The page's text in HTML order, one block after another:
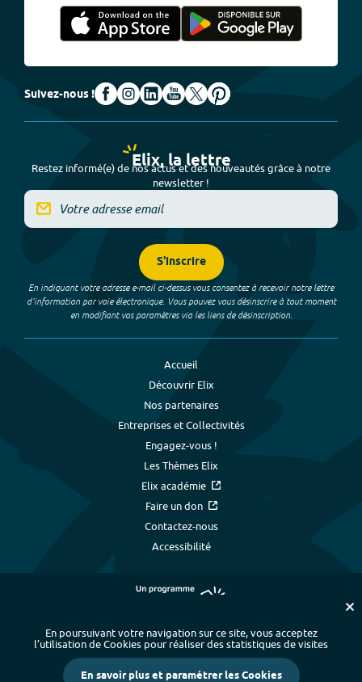
Suivez-nous !
Elix, la lettre
Restez informé(e) de nos actus et des nouveautés grâce à notre
newsletter !
S'inscrire
En indiquant votre adresse e-mail ci-dessus vous consentez à recevoir notre lettre
d’information par voie électronique. Vous pouvez vous désinscrire à tout moment
en modifiant vos paramètres via les liens de désinscription.
Accueil
Découvrir Elix
Nos partenaires
Entreprises et Collectivités
Engagez-vous !
Les Thèmes Elix
Elix académie
Faire un don
Contactez-nous
Accessibilité
Plan du site - Index alphabétique
-
Mentions légales et données personnelles
- Paramétrer les cookies
En poursuivant votre navigation sur ce site, vous acceptez
l’utilisation de Cookies pour réaliser des statistiques de visites
En savoir plus et paramétrer les Cookies